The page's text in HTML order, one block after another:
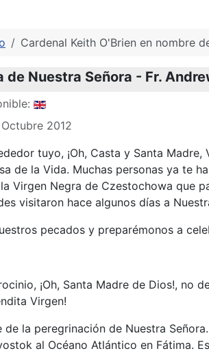
Cardenal Keith O'Brien en nombre
de Nuestra Señora - Fr.
2012
tuyo, ¡Oh, Casta y Santa
de la Vida. Muchas personas ya te
Virgen Negra de Czestochowa que
visitaron hace algunos días a
pecados y preparémonos a
¡Oh, Santa Madre de Dios!, no
Virgen!
de la peregrinación de Nuestra
al Océano Atlántico en Fátima.